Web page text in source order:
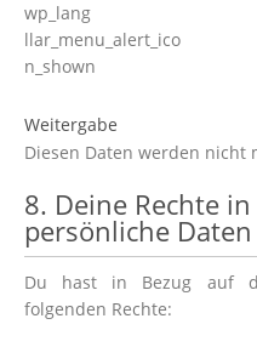
wp_lang
llar_menu_alert_ico
n_shown
Weitergabe
Diesen Daten werden
8. Deine Rechte
persönliche Daten
Du hast in Bezug auf
folgenden Rechte: